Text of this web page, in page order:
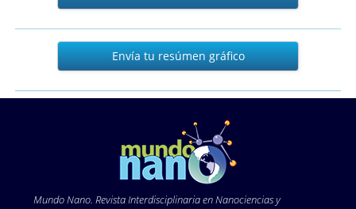
Envía
resúmen
gráfico
Envía tu resúmen gráfico
Mundo Nano. Revista Interdisciplinaria en Nanociencias y